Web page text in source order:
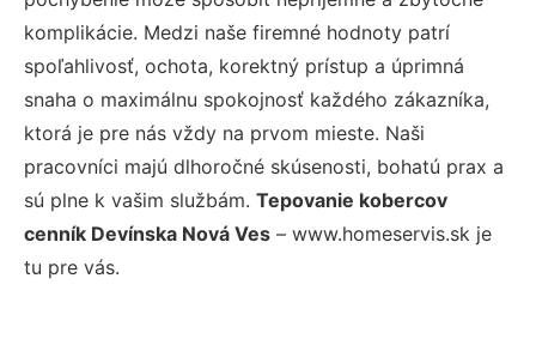
komplikácie. Medzi naše firemné hodnoty patrí
spoľahlivosť, ochota, korektný prístup a úprimná
snaha o maximálnu spokojnosť každého zákazníka,
ktorá je pre nás vždy na prvom mieste. Naši
pracovníci majú dlhoročné skúsenosti, bohatú prax a
sú plne k vašim službám. Tepovanie kobercov
cenník Devínska Nová Ves – www.homeservis.sk je
tu pre vás.